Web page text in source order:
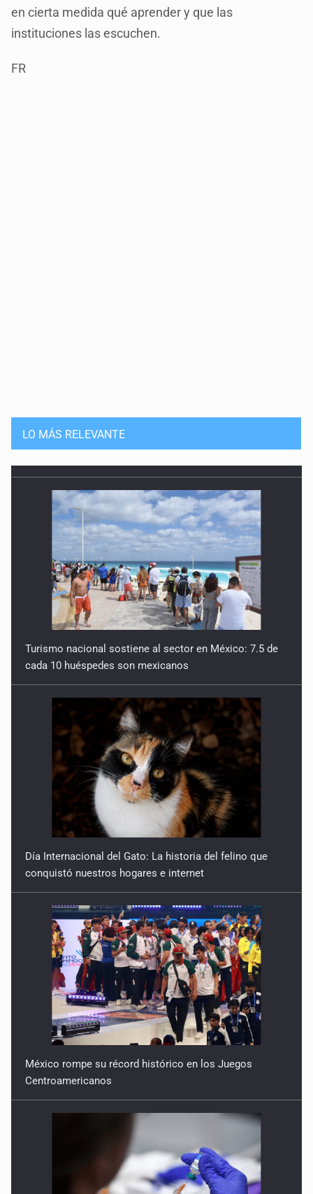
en cierta medida qué aprender y que las
instituciones las escuchen.
FR
LO MÁS RELEVANTE
cada 10 huéspedes son mexicanos
conquistó nuestros hogares e internet
Centroamericanos